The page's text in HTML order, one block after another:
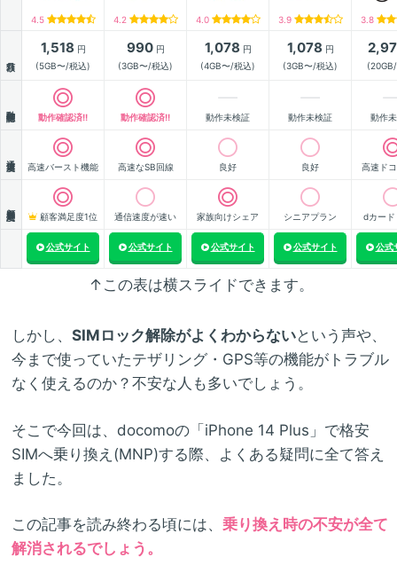
4.5 4.2 4.0 3.9 3.8
1,518 円
(5GB〜/税込)
990円
(3GB〜/税込)
1,078 円
(4GB〜/税込)
1,078 円
(3GB〜/税込)
動作確認済!! 動作確認済!! 動作未検証 動作未検証 動作
高速バースト機能 高速なSB回線 良好 良好 高速ド
顧客満足度1位 通信速度が速い 家族向けシェア シニアプラン dカード
公式サイト 公式サイト 公式サイト 公式サイト 公式
↑この表は横スライドできます。
しかし、 SIMロック解除がよくわからないという声や、
今まで使っていたテザリング・GPS等の機能がトラブル
なく使えるのか？不安な人も多いでしょう。
そこで今回は、docomoの「iPhone 14 Plus」で格安
SIMへ乗り換え(MNP)する際、よくある疑問に全て答え
ました。
この記事を読み終わる頃には、 乗り換え時の不安が全て
解消されるでしょう。